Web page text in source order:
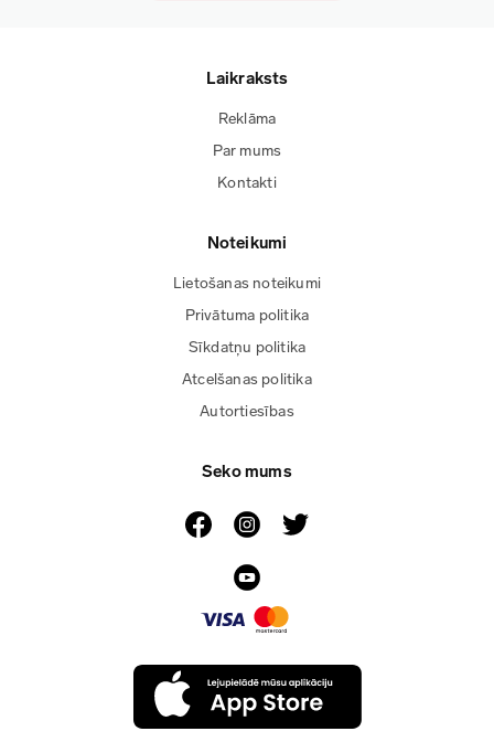
Laikraksts
Reklāma
Par mums
Kontakti
Noteikumi
Lietošanas noteikumi
Privātuma politika
Sīkdatņu politika
Atcelšanas politika
Autortiesības
Seko mums